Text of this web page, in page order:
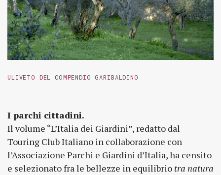
ULIVETO DEL COMPENDIO GARIBALDINO
I parchi cittadini.
Il volume “L’Italia dei Giardini”, redatto dal
Touring Club Italiano in collaborazione con
l’Associazione Parchi e Giardini d’Italia, ha censito
e selezionato fra le bellezze in equilibrio tra natura